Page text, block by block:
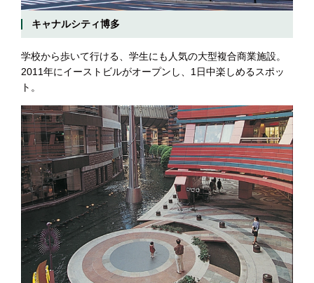
キャナルシティ博多
学校から歩いて行ける、学生にも人気の大型複合商業施設。
2011年にイーストビルがオープンし、1日中楽しめるスポッ
ト。